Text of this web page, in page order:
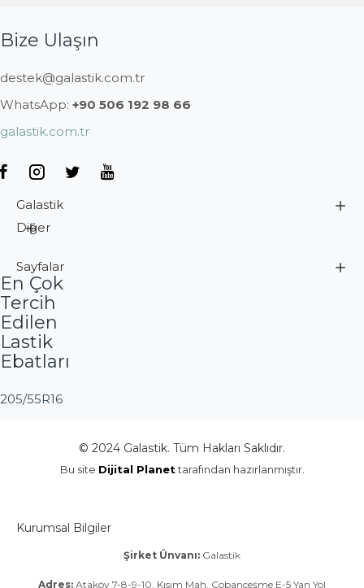
Bize Ulaşın
destek@galastik.com.tr
WhatsApp: +90 506 192 98 66
galastik.com.tr
Galastik
Diğer
Sayfalar
En Çok
Tercih
Edilen
Lastik
Ebatları
205/55R16
© 2024 Galastik. Tüm Hakları Saklıdır.
Bu site Dijital Planettarafından hazırlanmıştır.
Kurumsal Bilgiler
Şirket Ünvanı: Galastik
Adres: Ataköy 7-8-9-10. Kısım Mah. Çobançeşme E-5 Yan Yol